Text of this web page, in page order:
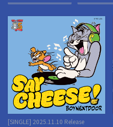
[SINGLE] 2025.11.10 Release